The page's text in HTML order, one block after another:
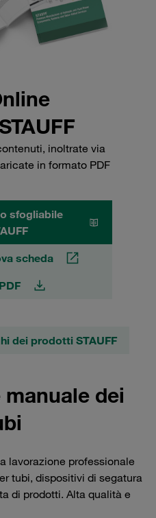
inoltrate via
in formato PDF
sfogliabile
scheda
dei prodotti STAUFF
dei
lavorazione professionale
tubi, dispositivi di segatura
di prodotti. Alta qualità e